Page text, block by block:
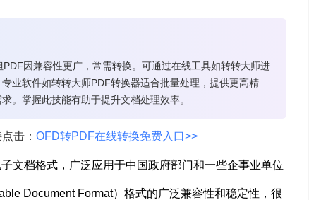
因兼容性更广，常需转换。可通过在线工具如转转大师进
业软件如转转大师PDF转换器适合批量处理，提供更高精
。掌握此技能有助于提升文档处理效率。
击： OFD转PDF在线转换免费入口>>
文档格式，广泛应用于中国政府部门和一些企事业单位
Document Format）格式的广泛兼容性和稳定性，很